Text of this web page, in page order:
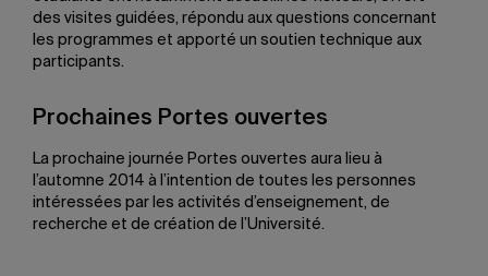
des visites guidées, répondu aux questions concernant
les programmes et apporté un soutien technique aux
participants.
Prochaines Portes ouvertes
La prochaine journée Portes ouvertes aura lieu à
l’automne 2014 à l’intention de toutes les personnes
intéressées par les activités d’enseignement, de
recherche et de création de l’Université.